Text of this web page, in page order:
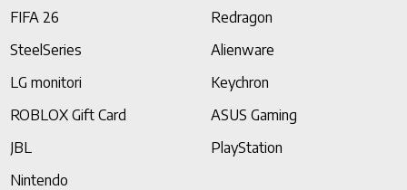
FIFA 26
Redragon
SteelSeries
Alienware
LG monitori
Keychron
ROBLOX Gift Card
ASUS Gaming
JBL
PlayStation
Nintendo